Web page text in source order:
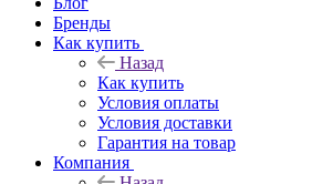
Бренды
Как купить
Назад
Как купить
Условия оплаты
Условия доставки
Гарантия на товар
Компания